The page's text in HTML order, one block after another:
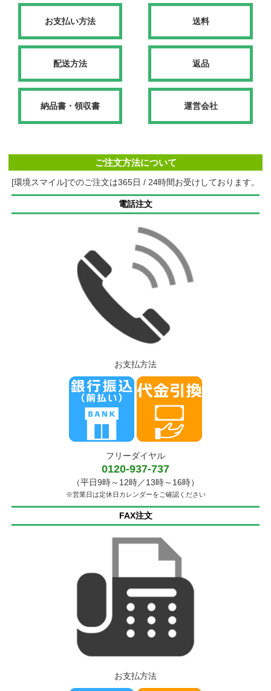
お支払い方法 送料
配送方法 返品
納品書・領収書 運営会社
ご注文方法について
[環境スマイル]でのご注文は365日 / 24時間お受けしております。
電話注文
お支払方法
フリーダイヤル
0120-937-737
（平日9時～12時／13時～16時）
※営業日は定休日カレンダーをご確認ください
FAX注文
お支払方法